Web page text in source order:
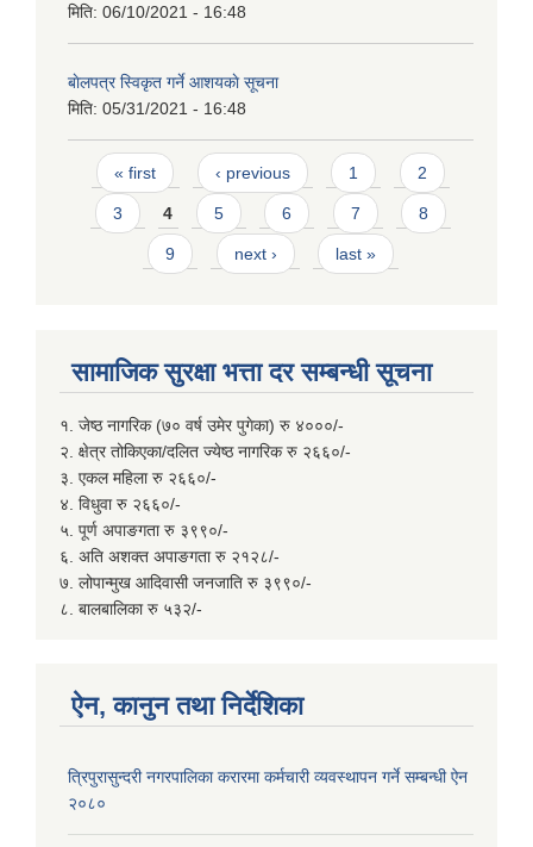
मिति: 06/10/2021 - 16:48
बाेलपत्र स्विकृत गर्ने आशयकाे सूचना
मिति: 05/31/2021 - 16:48
Pages
« first ‹ previous 1 2
3 4 5 6 7 8
9 next › last »
सामाजिक सुरक्षा भत्ता दर सम्बन्धी सूचना
१. जेष्ठ नागरिक (७० वर्ष उमेर पुगेका) रु ४०००/-
२. क्षेत्र तोकिएका/दलित ज्येष्ठ नागरिक रु २६६०/-
३. एकल महिला रु २६६०/-
४. विधुवा रु २६६०/-
५. पूर्ण अपाङगता रु ३९९०/-
६. अति अशक्त अपाङगता रु २१२८/-
७. लोपान्मुख आदिवासी जनजाति रु ३९९०/-
८. बालबालिका रु ५३२/-
ऐन, कानुन तथा निर्देशिका
त्रिपुरासुन्दरी नगरपालिका करारमा कर्मचारी व्यवस्थापन गर्ने सम्बन्धी ऐन
२०८०